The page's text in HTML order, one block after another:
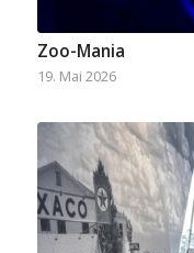
Zoo-Mania
19. Mai 2026